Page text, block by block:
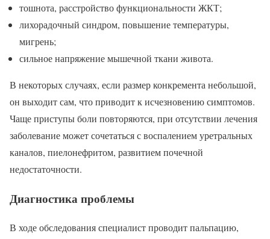
тошнота, расстройство функциональности ЖКТ;
лихорадочный синдром, повышение температуры,
мигрень;
сильное напряжение мышечной ткани живота.
В некоторых случаях, если размер конкремента небольшой,
он выходит сам, что приводит к исчезновению симптомов.
Чаще приступы боли повторяются, при отсутствии лечения
заболевание может сочетаться с воспалением уретральных
каналов, пиелонефритом, развитием почечной
недостаточности.
Диагностика проблемы
В ходе обследования специалист проводит пальпацию,